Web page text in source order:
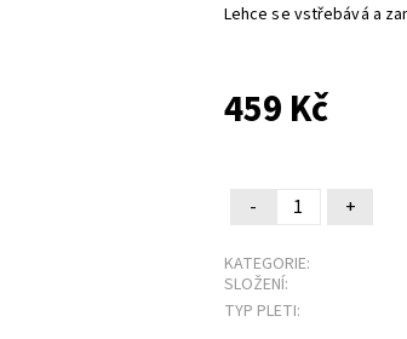
Lehce se vstřebává a
459 Kč
- +
KATEGORIE:
SLOŽENÍ:
TYP PLETI: